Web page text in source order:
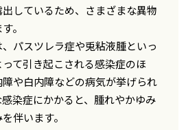
しているため、さまざまな異物
。
パスツレラ症や兎粘液腫といっ
て引き起こされる感染症のほ
や白内障などの病気が挙げられ
染症にかかると、腫れやかゆみ
伴います。